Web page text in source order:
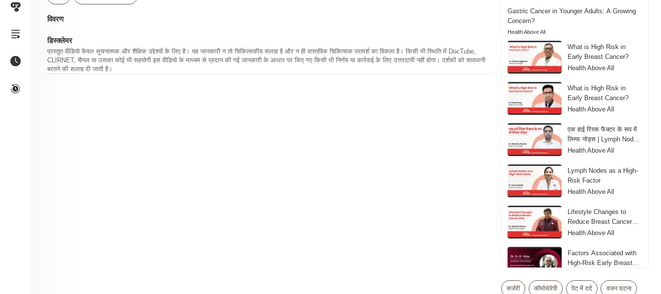
विवरण
डिस्क्लेमर
प्रस्तुत वीडियो केवल सूचनात्मक और शैक्षिक उद्देश्यों के लिए है। यह जानकारी न तो चिकित्सकीय सलाह है और न ही वास्तविक चिकित्सक परामर्श का विकल्प है। किसी भी स्थिति में DocTube,
CLIRNET, चैनल या उसका कोई भी सहयोगी इस वीडियो के माध्यम से प्रदान की गई जानकारी के आधार पर किए गए किसी भी निर्णय या कार्रवाई के लिए उत्तरदायी नहीं होगा। दर्शकों को सावधानी
बरतने की सलाह दी जाती है।
Gastric Cancer in Younger Adults: A Growing
Concern?
Health Above All
What is High Risk in
Early Breast Cancer?
Health Above All
What is High Risk in
Early Breast Cancer?
Health Above All
एक हाई रिस्क फैक्टर के रूप में
लिम्फ नोड्स | Lymph Nodes
as aHigh-Risk Factor
Health Above All
Lymph Nodes as a High-
Risk Factor
Health Above All
Lifestyle Changes to
Reduce Breast Cancer
Risk
Health Above All
Factors Associated with
High-Risk Early Breast
सर्जरी कीमोथेरेपी पेट में दर्द वजन घटना